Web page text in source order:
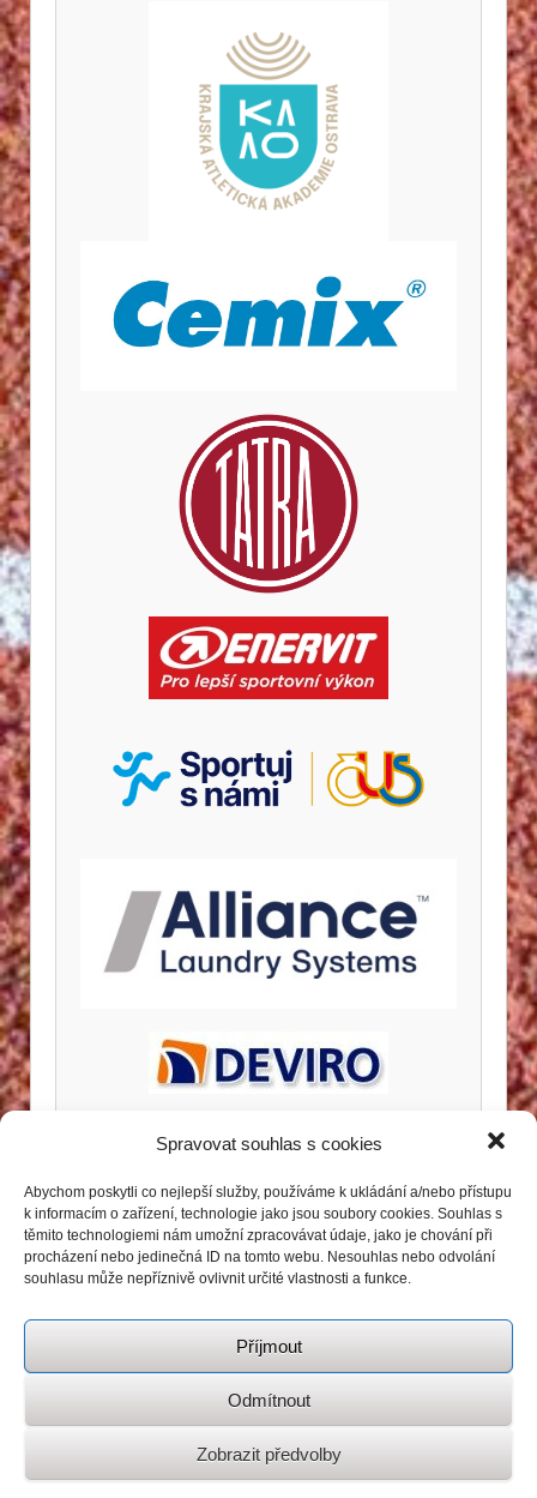
Spravovat souhlas s cookies
Abychom poskytli co nejlepší služby, používáme k ukládání a/nebo přístupu
k informacím o zařízení, technologie jako jsou soubory cookies. Souhlas s
těmito technologiemi nám umožní zpracovávat údaje, jako je chování při
procházení nebo jedinečná ID na tomto webu. Nesouhlas nebo odvolání
souhlasu může nepříznivě ovlivnit určité vlastnosti a funkce.
Příjmout
Odmítnout
Zobrazit předvolby